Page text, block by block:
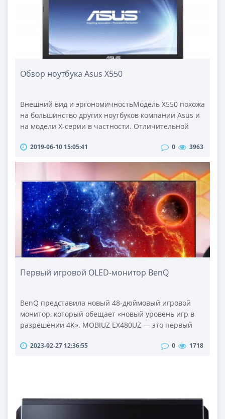
этом случае и п..
Обзор ноутбука Asus X550
Внешний вид и эргономичностьМодель X550 похожа
на большинство других ноутбуков компании Asus и
на модели X-серии в частности. Отличительной
для ноутбука корпус. Толщина корпуса Asus X550
аккумуляторной батареи корпус утолщается до 31
миллиметра. Вес ноутбука также относительно
небольшой - 2,3 килограмма. Деталей..
2019-06-10 15:05:41 0 3963
Первый игровой OLED-монитор BenQ
BenQ представила новый 48-дюймовый игровой
монитор, который обещает «новый уровень игр в
разрешении 4K». MOBIUZ EX480UZ — это первый
многим требованиям.Он предназначен для работы
2023-02-27 12:36:55 0 1718